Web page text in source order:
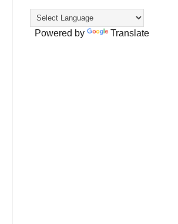
Powered by Translate